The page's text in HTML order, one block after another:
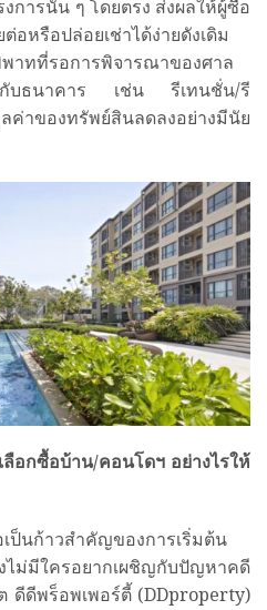
ารนั้น ๆ โดยตรง ส่งผลให้ผู้ซื้อ
หรือปล่อยเช่าได้ง่ายดังเดิม
าทที่รอการพิจารณาของศาล
มกับธนาคาร เช่น รีเทนชั่น/รี
ค่าของทรัพย์สินลดลงอย่างมีนัย
อกซื้อบ้าน/คอนโดฯ อย่างไรให้
ป็นก้าวสำคัญของการเริ่มต้น
มีใครอยากเผชิญกับปัญหาคดี
ดีดีพร็อพเพอร์ตี้ (DDproperty)